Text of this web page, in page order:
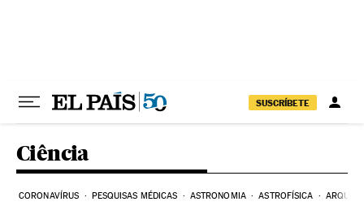
SUSCRÍBETE
Ciência
CORONAVÍRUS PESQUISAS MÉDICAS ASTRONOMIA ASTROFÍSICA